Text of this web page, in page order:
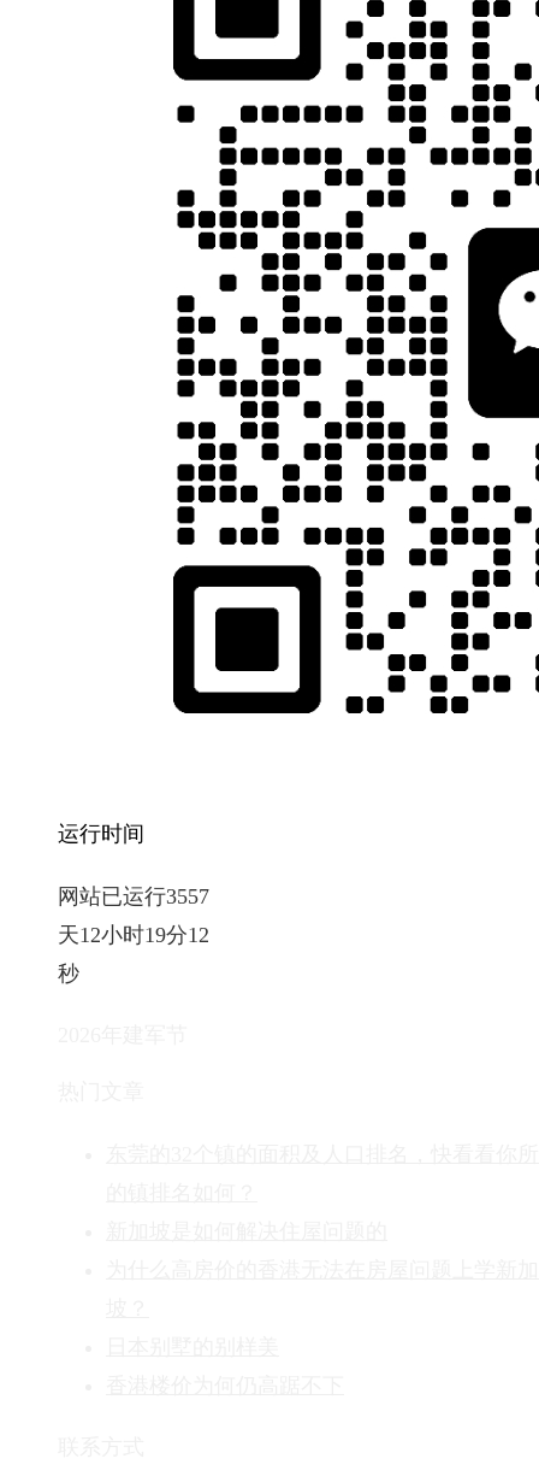
运行时间
网站已运行3557
天12小时19分13
秒